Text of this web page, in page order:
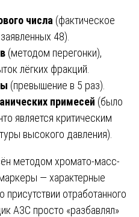
числа (фактическое
48).
(методом перегонки),
лёгких фракций.
(превышение в 5 раз).
примесей (было
является критическим
высокого давления).
методом хромато-масс-
— характерные
отработанного
АЗС просто «разбавлял»